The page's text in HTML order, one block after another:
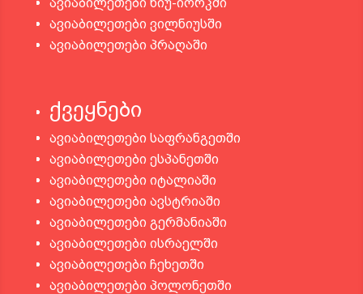
ავიაბილეთები ვილნიუსში
ავიაბილეთები პრაღაში
ქვეყნები
ავიაბილეთები საფრანგეთში
ავიაბილეთები ესპანეთში
ავიაბილეთები იტალიაში
ავიაბილეთები ავსტრიაში
ავიაბილეთები გერმანიაში
ავიაბილეთები ისრაელში
ავიაბილეთები ჩეხეთში
ავიაბილეთები პოლონეთში